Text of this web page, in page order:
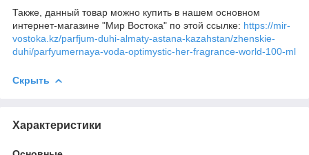
Также, данный товар можно купить в нашем основном
интернет-магазине "Мир Востока" по этой ссылке: https://mir-
vostoka.kz/parfjum-duhi-almaty-astana-kazahstan/zhenskie-
duhi/parfyumernaya-voda-optimystic-her-fragrance-world-100-ml
Скрыть
Характеристики